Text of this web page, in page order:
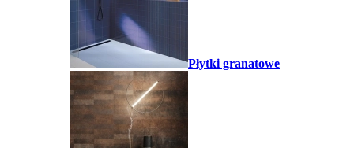
Płytki granatowe